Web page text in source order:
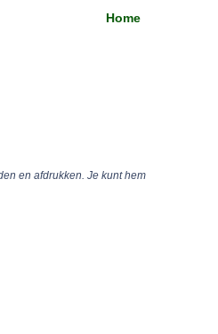
Home
en afdrukken. Je kunt hem